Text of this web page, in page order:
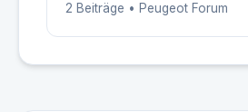
2 Beiträge • Peugeot Forum